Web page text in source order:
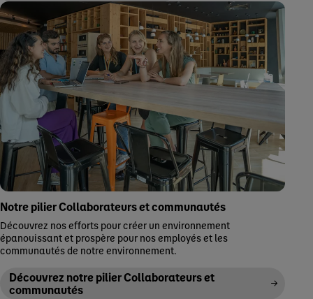
Notre pilier Collaborateurs et communautés
Découvrez nos efforts pour créer un environnement
épanouissant et prospère pour nos employés et les
communautés de notre environnement.
Découvrez notre pilier Collaborateurs et
communautés